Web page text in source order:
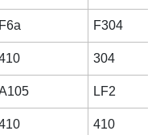
F6a F304
304
LF2
410